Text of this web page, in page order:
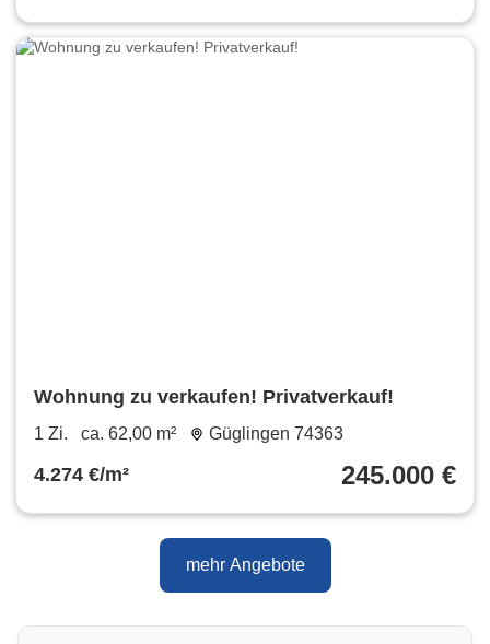
Wohnung zu verkaufen! Privatverkauf!
1 Zi. ca. 62,00 m² Güglingen 74363
4.274 €/m² 245.000 €
mehr Angebote